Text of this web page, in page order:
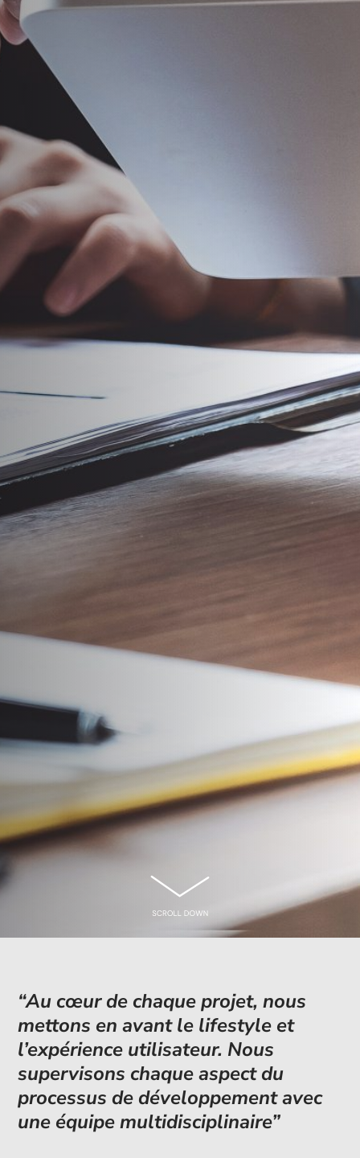
“Au cœur de chaque projet, nous
mettons en avant le lifestyle et
l’expérience utilisateur. Nous
supervisons chaque aspect du
processus de développement avec
une équipe multidisciplinaire”